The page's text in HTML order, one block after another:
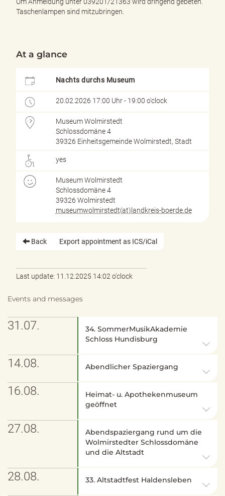
Taschenlampen sind mitzubringen.
At a glance
Nachts durchs Museum
20.02.2026 17:00 Uhr - 19:00 o'clock
Museum Wolmirstedt
Schlossdomäne 4
39326 Einheitsgemeinde Wolmirstedt, Stadt
yes
Museum Wolmirstedt
Schlossdomäne 4
39326 Wolmirstedt
museumwolmirstedt(at)landkreis-boerde.de
Back Export appointment as ICS/iCal
Last update: 11.12.2025 14:02 o'clock
Events and messages
31.07.
34. SommerMusikAkademie
Schloss Hundisburg
14.08. Abendlicher Spaziergang
16.08.
Heimat- u. Apothekenmuseum
geöffnet
27.08.
Abendspaziergang rund um die
Wolmirstedter Schlossdomäne
und die Altstadt
28.08. 33. Altstadtfest Haldensleben